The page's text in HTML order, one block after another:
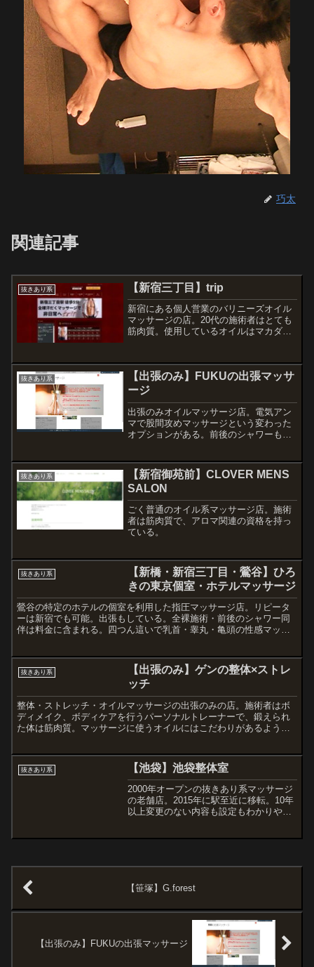
巧太
関連記事
抜きあり系 【新宿三丁目】trip
新宿にある個人営業のバリニーズオイル
マッサージの店。20代の施術者はとても
筋肉質。使用しているオイルはマカダミ
類が豊富で誰でもどれか1つは利用できそ
うだ。
抜きあり系
【出張のみ】FUKUの出張マッサ
ージ
出張のみオイルマッサージ店。電気アン
マで股間攻めマッサージという変わった
オプションがある。前後のシャワーも時
抜きあり系
【新宿御苑前】CLOVER MENS
SALON
ごく普通のオイル系マッサージ店。施術
者は筋肉質で、アロマ関連の資格を持っ
ている。
抜きあり系
【新橋・新宿三丁目・鶯谷】ひろ
きの東京個室・ホテルマッサージ
鶯谷の特定のホテルの個室を利用した指圧マッサージ店。リピータ
ーは新宿でも可能。出張もしている。全裸施術・前後のシャワー同
伴は料金に含まれる。四つん這いで乳首・睾丸・亀頭の性感マッサ
抜きあり系
【出張のみ】ゲンの整体×ストレ
ッチ
整体・ストレッチ・オイルマッサージの出張のみの店。施術者はボ
ディメイク、ボディケアを行うパーソナルトレーナーで、鍛えられ
た体は筋肉質。マッサージに使うオイルにはこだわりがあるようで
抜きあり系 【池袋】池袋整体室
2000年オープンの抜きあり系マッサージ
の老舗店。2015年に駅至近に移転。10年
以上変更のない内容も設定もわかりやす
【笹塚】G.forest
【出張のみ】FUKUの出張マッサージ